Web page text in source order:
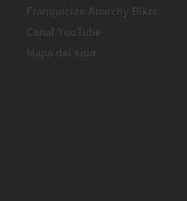
Franquicias Anarchy Biker
Canal YouTube
Mapa del sitio